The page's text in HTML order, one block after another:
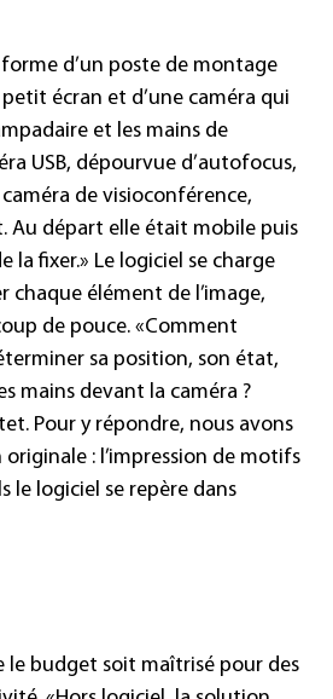
d’un poste de montage
écran et d’une caméra qui
et les mains de
USB, dépourvue d’autofocus,
de visioconférence,
Au départ elle était mobile puis
la fixer.» Le logiciel se charge
chaque élément de l’image,
de pouce. «Comment
sa position, son état,
mains devant la caméra ?
Pour y répondre, nous avons
: l’impression de motifs
le logiciel se repère dans
le budget soit maîtrisé pour des